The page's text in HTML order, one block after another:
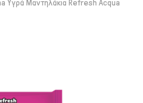
Υγρά Μαντηλάκια Refresh Acqua